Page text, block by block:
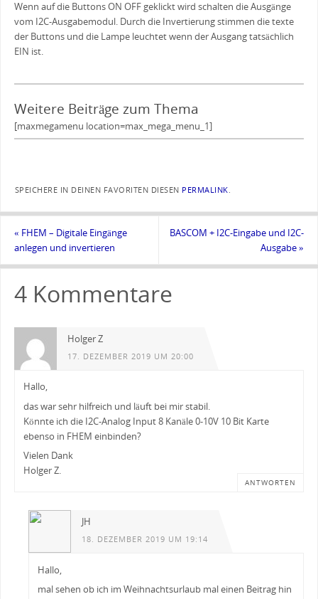
Wenn auf die Buttons ON OFF geklickt wird schalten die Ausgänge
vom I2C-Ausgabemodul. Durch die Invertierung stimmen die texte
der Buttons und die Lampe leuchtet wenn der Ausgang tatsächlich
EIN ist.
Weitere Beiträge zum Thema
[maxmegamenu location=max_mega_menu_1]
SPEICHERE IN DEINEN FAVORITEN DIESEN PERMALINK.
« FHEM – Digitale Eingänge
anlegen und invertieren
BASCOM + I2C-Eingabe und I2C-
Ausgabe»
4 Kommentare
Holger Z
17. DEZEMBER 2019 UM 20:00
Hallo,
das war sehr hilfreich und läuft bei mir stabil.
Könnte ich die I2C-Analog Input 8 Kanäle 0-10V 10 Bit Karte
ebenso in FHEM einbinden?
Vielen Dank
Holger Z.
ANTWORTEN
JH
18. DEZEMBER 2019 UM 19:14
Hallo,
mal sehen ob ich im Weihnachtsurlaub mal einen Beitrag hin